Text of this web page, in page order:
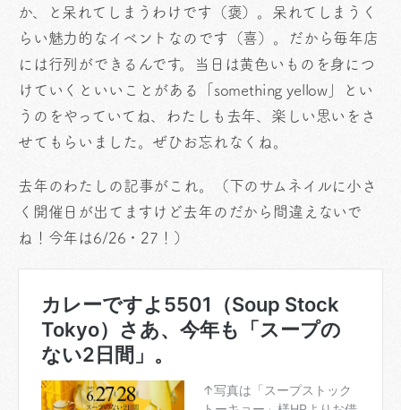
か、と呆れてしまうわけです（褒）。呆れてしまうく
らい魅力的なイベントなのです（喜）。だから毎年店
には行列ができるんです。当日は黄色いものを身につ
けていくといいことがある「something yellow」とい
うのをやっていてね、わたしも去年、楽しい思いをさ
せてもらいました。ぜひお忘れなくね。
去年のわたしの記事がこれ。（下のサムネイルに小さ
く開催日が出てますけど去年のだから間違えないで
ね！今年は6/26・27！）